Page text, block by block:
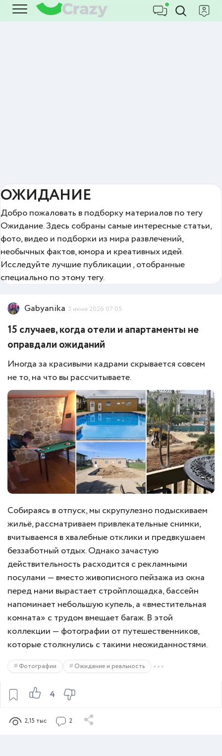
ОЖИДАНИЕ
Добро пожаловать в подборку материалов по тегу
Ожидание. Здесь собраны самые интересные статьи,
фото, видео и подборки из мира развлечений,
необычных фактов, юмора и креативных идей.
Исследуйте лучшие публикации , отобранные
специально по этому тегу.
4
Gabyanika 3 июня 2026 07:05
15 случаев, когда отели и апартаменты не
оправдали ожиданий
Иногда за красивыми кадрами скрывается совсем
не то, на что вы рассчитываете.
Собираясь в отпуск, мы скрупулезно подыскиваем
жильё, рассматриваем привлекательные снимки,
вчитываемся в хвалебные отклики и предвкушаем
беззаботный отдых. Однако зачастую
действительность расходится с рекламными
посулами — вместо живописного пейзажа из окна
перед нами вырастает стройплощадка, бассейн
напоминает небольшую купель, а «вместительная
комната» с трудом вмещает багаж. В этой
коллекции — фотографии от путешественников,
которые столкнулись с такими неожиданностями.
Фотографии Ожидание и реальность
2,15 тыс 2